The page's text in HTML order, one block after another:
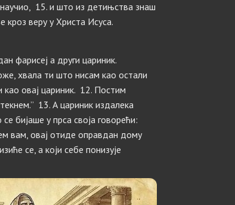
научио, 15. и што из детињства знаш
кроз веру у Христа Исуса.
фарисеј а други цариник.
хвала ти што нисам као остали
овај цариник. 12. Постим
13. А цариник издалека
бијаше у прса своја говорећи:
вам, овај отиде оправдан дому
се, а који себе понизује